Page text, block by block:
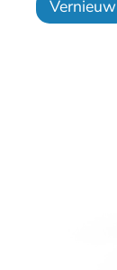
Vernieuw